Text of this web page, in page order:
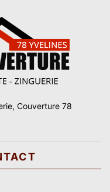
Couverture 78